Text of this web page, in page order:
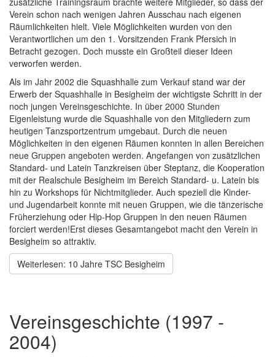
Verein schon nach wenigen Jahren Ausschau nach eigenen
Räumlichkeiten hielt. Viele Möglichkeiten wurden von den
Verantwortlichen um den 1. Vorsitzenden Frank Pfersich in
Betracht gezogen. Doch musste ein Großteil dieser Ideen
verworfen werden.
Als im Jahr 2002 die Squashhalle zum Verkauf stand war der
Erwerb der Squashhalle in Besigheim der wichtigste Schritt in der
noch jungen Vereinsgeschichte. In über 2000 Stunden
Eigenleistung wurde die Squashhalle von den Mitgliedern zum
heutigen Tanzsportzentrum umgebaut. Durch die neuen
Möglichkeiten in den eigenen Räumen konnten in allen Bereichen
neue Gruppen angeboten werden. Angefangen von zusätzlichen
Standard- und Latein Tanzkreisen über Steptanz, die Kooperation
mit der Realschule Besigheim im Bereich Standard- u. Latein bis
hin zu Workshops für Nichtmitglieder. Auch speziell die Kinder-
und Jugendarbeit konnte mit neuen Gruppen, wie die tänzerische
Früherziehung oder Hip-Hop Gruppen in den neuen Räumen
forciert werden!Erst dieses Gesamtangebot macht den Verein in
Besigheim so attraktiv.
Weiterlesen: 10 Jahre TSC Besigheim
Vereinsgeschichte (1997 -
2004)